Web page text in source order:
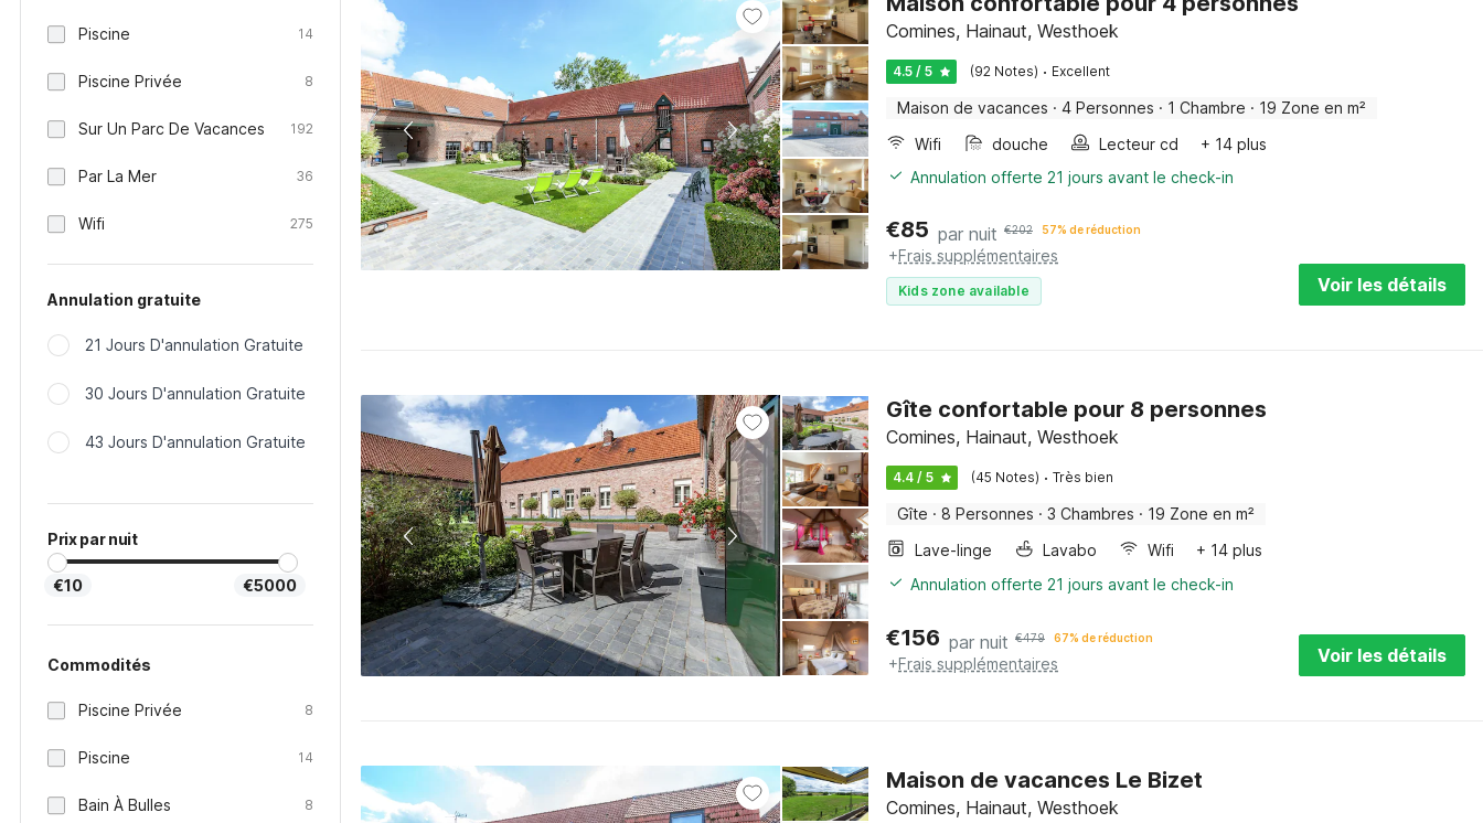
Piscine 14
Piscine Privée 8
Sur Un Parc De Vacances 192
Par La Mer 36
Wifi 275
Annulation gratuite
21 Jours D'annulation Gratuite
30 Jours D'annulation Gratuite
43 Jours D'annulation Gratuite
Prix par nuit
€10 €5000
Commodités
Piscine Privée 8
Piscine 14
Bain À Bulles 8
Comines, Hainaut, Westhoek
4.5 / 5 (92 Notes) · Excellent
Maison de vacances · 4 Personnes · 1 Chambre · 19 Zone en m²
Wifi
douche Lecteur cd
+ 14 plus
Annulation offerte 21 jours avant le check-in
€85 par nuit €202 57% de réduction
+Frais supplémentaires
Kids zone available Voir les détails
Gîte confortable pour 8 personnes
Comines, Hainaut, Westhoek
4.4 / 5 (45 Notes) · Très bien
Gîte · 8 Personnes · 3 Chambres · 19 Zone en m²
Lave-linge
Lavabo Wifi
+ 14 plus
Annulation offerte 21 jours avant le check-in
€156 par nuit €479 67% de réduction
+Frais supplémentaires Voir les détails
Maison de vacances Le Bizet
Comines, Hainaut, Westhoek